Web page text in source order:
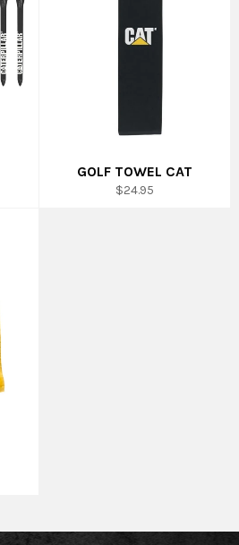
GOLF TOWEL CAT
Prix
$24.95